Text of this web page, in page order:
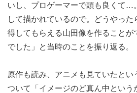
いし、プロゲーマーで頭も良くて…
して描かれているので。どうやった
得してもらえる山田像を作ることが
でした」と当時のことを振り返る。
原作も読み、アニメも見ていたとい
ついて「イメージのど真ん中という